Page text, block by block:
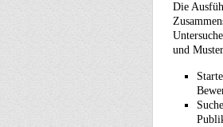
Die
und